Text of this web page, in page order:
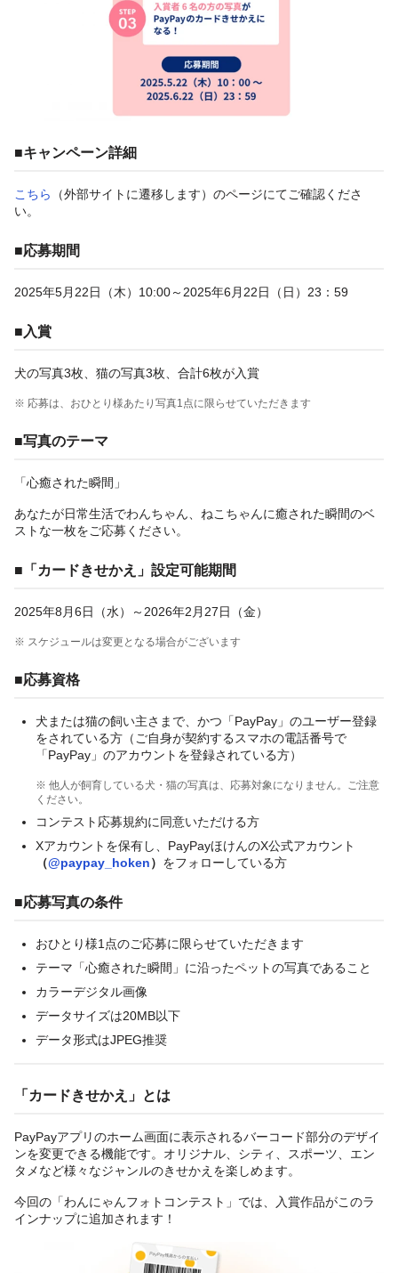
■キャンペーン詳細
こちら
（外部サイトに遷移します）のページにてご確認くださ
い。
■応募期間
2025年5月22日（木）10:00～2025年6月22日（日）23：59
■入賞
犬の写真3枚、猫の写真3枚、合計6枚が入賞
※ 応募は、おひとり様あたり写真1点に限らせていただきます
■写真のテーマ
「心癒された瞬間」
あなたが日常生活でわんちゃん、ねこちゃんに癒された瞬間のベ
ストな一枚をご応募ください。
■「カードきせかえ」設定可能期間
2025年8月6日（水）～2026年2月27日（金）
※ スケジュールは変更となる場合がございます
■応募資格
犬または猫の飼い主さまで、かつ「PayPay」のユーザー登録
をされている方（ご自身が契約するスマホの電話番号で
「PayPay」のアカウントを登録されている方）
※ 他人が飼育している犬・猫の写真は、応募対象になりません。ご注意
ください。
コンテスト応募規約に同意いただける方
Xアカウントを保有し、PayPayほけんのX公式アカウント
（@paypay_hoken） をフォローしている方
■応募写真の条件
おひとり様1点のご応募に限らせていただきます
テーマ「心癒された瞬間」に沿ったペットの写真であること
カラーデジタル画像
データサイズは20MB以下
データ形式はJPEG推奨
「カードきせかえ」とは
PayPayアプリのホーム画面に表示されるバーコード部分のデザイ
ンを変更できる機能です。オリジナル、シティ、スポーツ、エン
タメなど様々なジャンルのきせかえを楽しめます。
今回の「わんにゃんフォトコンテスト」では、入賞作品がこのラ
インナップに追加されます！